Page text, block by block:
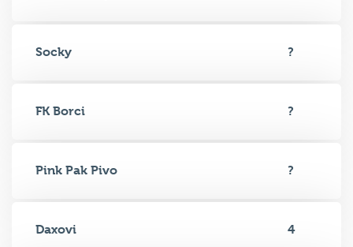
Socky ?
FK Borci ?
Pink Pak Pivo ?
Daxovi 4